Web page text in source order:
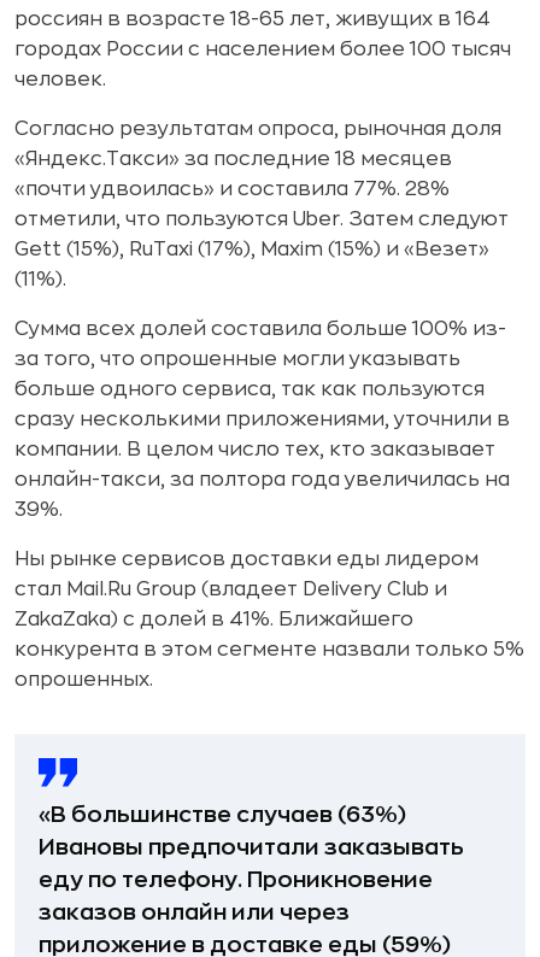
россиян в возрасте 18-65 лет, живущих в 164
городах России с населением более 100 тысяч
человек.
Согласно результатам опроса, рыночная доля
«Яндекс.Такси» за последние 18 месяцев
«почти удвоилась» и составила 77%. 28%
отметили, что пользуются Uber. Затем следуют
Gett (15%), RuTaxi (17%), Maxim (15%) и «Везет»
(11%).
Сумма всех долей составила больше 100% из-
за того, что опрошенные могли указывать
больше одного сервиса, так как пользуются
сразу несколькими приложениями, уточнили в
компании. В целом число тех, кто заказывает
онлайн-такси, за полтора года увеличилась на
39%.
Ны рынке сервисов доставки еды лидером
стал Mail.Ru Group (владеет Delivery Club и
ZakaZaka) с долей в 41%. Ближайшего
конкурента в этом сегменте назвали только 5%
опрошенных.
«В большинстве случаев (63%)
Ивановы предпочитали заказывать
еду по телефону. Проникновение
заказов онлайн или через
приложение в доставке еды (59%)